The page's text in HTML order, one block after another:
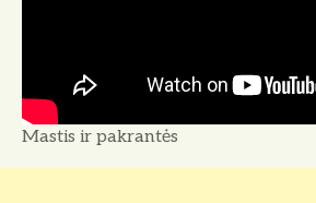
Mastis ir pakrantės